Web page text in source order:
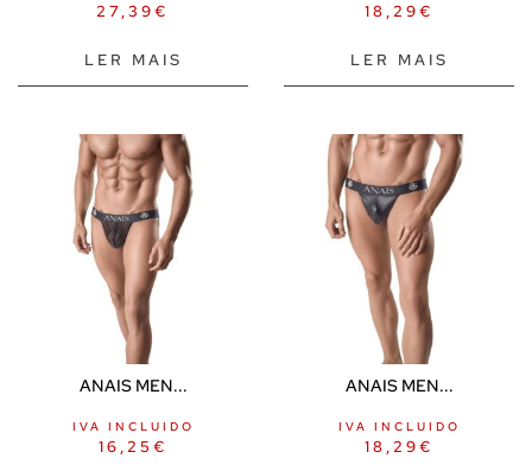
27,39€
LER MAIS
18,29€
LER MAIS
ANAIS MEN...
16,25 €
IVA INCLUIDO
ANAIS MEN...
18,29€
IVA INCLUIDO